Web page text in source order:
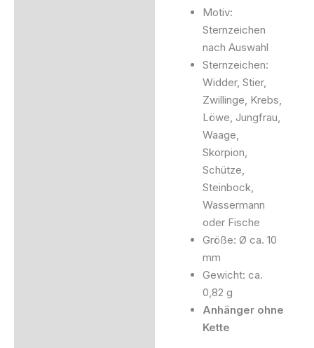
Motiv:
Sternzeichen
nach Auswahl
Sternzeichen:
Widder, Stier,
Zwillinge, Krebs,
Löwe, Jungfrau,
Waage,
Skorpion,
Schütze,
Steinbock,
Wassermann
oder Fische
Größe: Ø ca. 10
mm
Gewicht: ca.
0,82 g
Anhänger ohne
Kette